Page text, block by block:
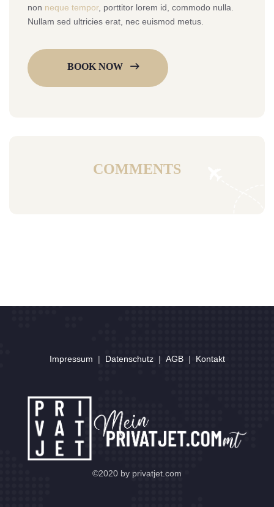
non neque tempor, porttitor lorem id, commodo nulla.
Nullam sed ultricies erat, nec euismod metus.
BOOK NOW
COMMENTS
Impressum | Datenschutz| AGB| Kontakt
©2020 by privatjet.com